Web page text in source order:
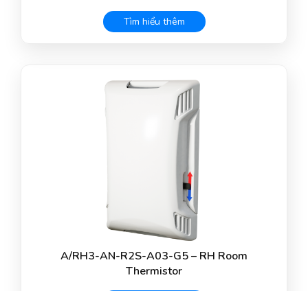
Tìm hiểu thêm
A/RH3-AN-R2S-A03-G5 – RH Room
Thermistor